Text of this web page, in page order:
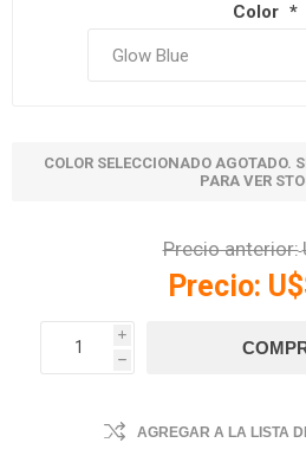
Color *
COLOR SELECCIONADO AGOTADO.
PARA VER
Precio anterior:
Precio:
i
h
AGREGAR A LA LISTA